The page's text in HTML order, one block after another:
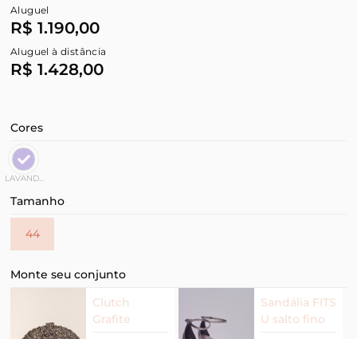
Aluguel
R$ 1.190,00
Aluguel à distância
R$ 1.428,00
Cores
LAVANDA
Tamanho
44
Monte seu conjunto
Clutch
Grafite
Sandália FITS
U salto fino